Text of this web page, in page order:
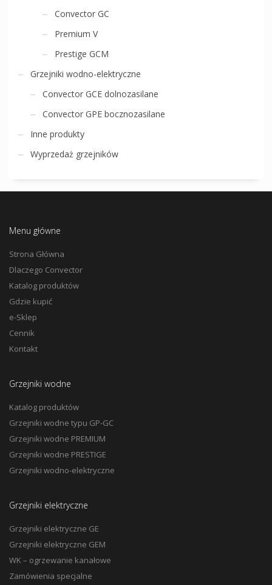
Convector GC
Premium V
Prestige GCM
Grzejniki wodno-elektryczne
Convector GCE dolnozasilane
Convector GPE bocznozasilane
Inne produkty
Wyprzedaż grzejników
Menu główne
Strona Główna
Dlaczego Convector
Katalog produktów
Gdzie kupić
e-Sklep
Cennik
Kontakt
Grzejniki wodne
Katalog produktów
Grzejniki wodne typu GP-GC
Grzejniki wodne PREMIUM
Grzejniki wodne PRESTIGE
Grzejniki wodno-elektryczne
Grzejniki elektryczne
Grzejniki elektryczne GE
Grzejniki elektryczne GEM
WK – ogrzewanie kanałowe
Zamówienia specjalne